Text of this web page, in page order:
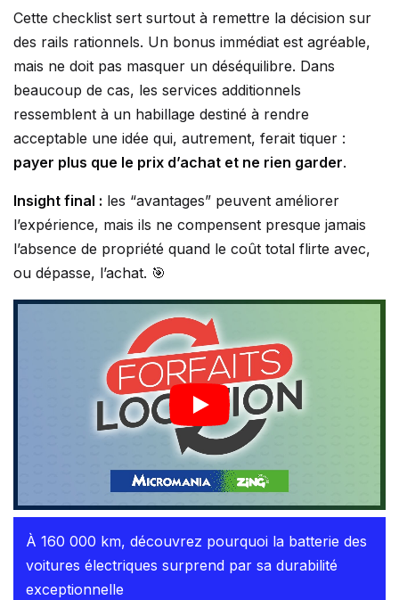
Cette checklist sert surtout à remettre la décision sur
des rails rationnels. Un bonus immédiat est agréable,
mais ne doit pas masquer un déséquilibre. Dans
beaucoup de cas, les services additionnels
ressemblent à un habillage destiné à rendre
acceptable une idée qui, autrement, ferait tiquer :
payer plus que le prix d’achat et ne rien garder.
Insight final : les “avantages” peuvent améliorer
l’expérience, mais ils ne compensent presque jamais
l’absence de propriété quand le coût total flirte avec,
ou dépasse, l’achat. 🎯
À 160 000 km, découvrez pourquoi la batterie des
voitures électriques surprend par sa durabilité
exceptionnelle